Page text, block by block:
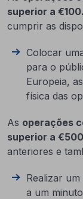
superior a
cumprir as
Colocar
para o
Europeia,
física das
As operações
superior a
anteriores e
Realizar
a um